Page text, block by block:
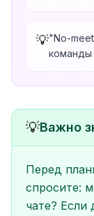
💡"No-
команды
💡Важно
Перед
спросите:
чате? Если